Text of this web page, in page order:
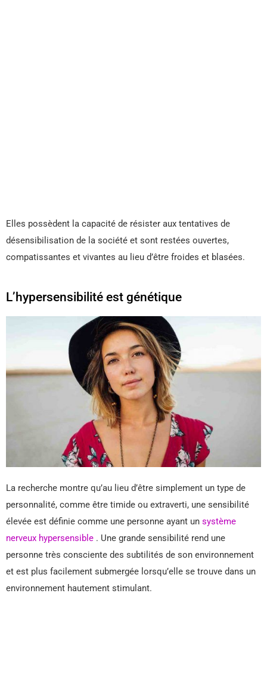
Elles possèdent la capacité de résister aux tentatives de
désensibilisation de la société et sont restées ouvertes,
compatissantes et vivantes au lieu d’être froides et blasées.
L’hypersensibilité est génétique
La recherche montre qu’au lieu d’être simplement un type de
personnalité, comme être timide ou extraverti, une sensibilité
élevée est définie comme une personne ayant un système
nerveux hypersensible . Une grande sensibilité rend une
personne très consciente des subtilités de son environnement
et est plus facilement submergée lorsqu’elle se trouve dans un
environnement hautement stimulant.